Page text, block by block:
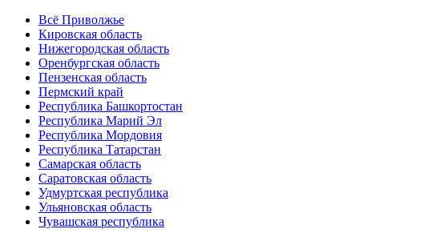
Всё Приволжье
Кировская область
Нижегородская область
Оренбургская область
Пензенская область
Пермский край
Республика Башкортостан
Республика Марий Эл
Республика Мордовия
Республика Татарстан
Самарская область
Саратовская область
Удмуртская республика
Ульяновская область
Чувашская республика